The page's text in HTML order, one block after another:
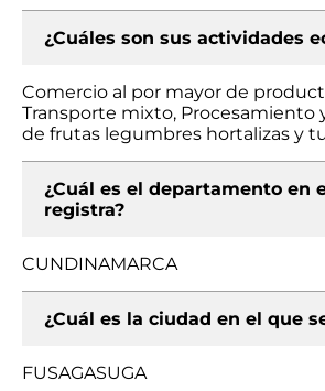
¿Cuáles son sus actividades
Comercio al por mayor de
Transporte mixto, Procesamiento
de frutas legumbres hortalizas y
¿Cuál es el departamento en
registra?
CUNDINAMARCA
¿Cuál es la ciudad en el que
FUSAGASUGA